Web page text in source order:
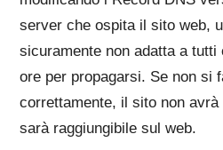
server che ospita il sito web,
sicuramente non adatta a
ore per propagarsi. Se non si
correttamente, il sito non
sarà raggiungibile sul web.